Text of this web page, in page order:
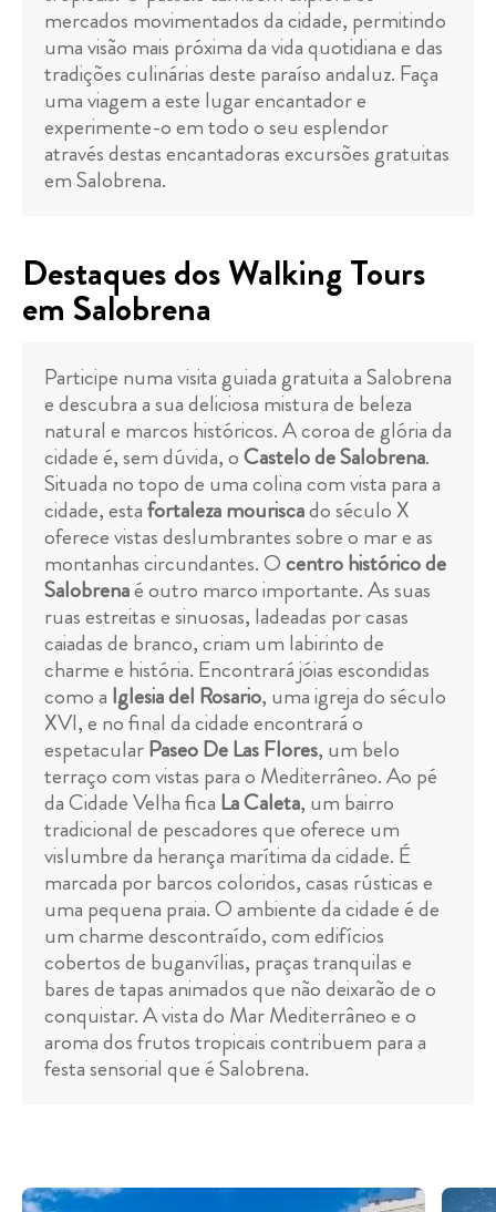
mercados movimentados da cidade, permitindo
uma visão mais próxima da vida quotidiana e das
tradições culinárias deste paraíso andaluz. Faça
uma viagem a este lugar encantador e
experimente-o em todo o seu esplendor
através destas encantadoras excursões gratuitas
em Salobrena.
Destaques dos Walking Tours
em Salobrena
Participe numa visita guiada gratuita a Salobrena
e descubra a sua deliciosa mistura de beleza
natural e marcos históricos. A coroa de glória da
cidade é, sem dúvida, oCastelo de Salobrena.
Situada no topo de uma colina com vista para a
cidade, estafortaleza mouriscado século X
oferece vistas deslumbrantes sobre o mar e as
montanhas circundantes. Ocentro histórico de
Salobrenaé outro marco importante. As suas
ruas estreitas e sinuosas, ladeadas por casas
caiadas de branco, criam um labirinto de
charme e história. Encontrará jóias escondidas
como a Iglesia del Rosario, uma igreja do século
XVI, e no final da cidade encontrará o
espetacularPaseo De Las Flores, um belo
terraço com vistas para o Mediterrâneo. Ao pé
da Cidade Velha fica La Caleta, um bairro
tradicional de pescadores que oferece um
vislumbre da herança marítima da cidade. É
marcada por barcos coloridos, casas rústicas e
uma pequena praia. O ambiente da cidade é de
um charme descontraído, com edifícios
cobertos de buganvílias, praças tranquilas e
bares de tapas animados que não deixarão de o
conquistar. A vista do Mar Mediterrâneo e o
aroma dos frutos tropicais contribuem para a
festa sensorial que é Salobrena.